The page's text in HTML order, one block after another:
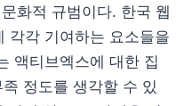
화적 규범이다. 한국 웹
각각 기여하는 요소들을
액티브엑스에 대한 집
정도를 생각할 수 있